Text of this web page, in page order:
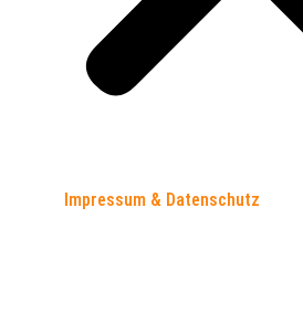
Impressum & Datenschutz